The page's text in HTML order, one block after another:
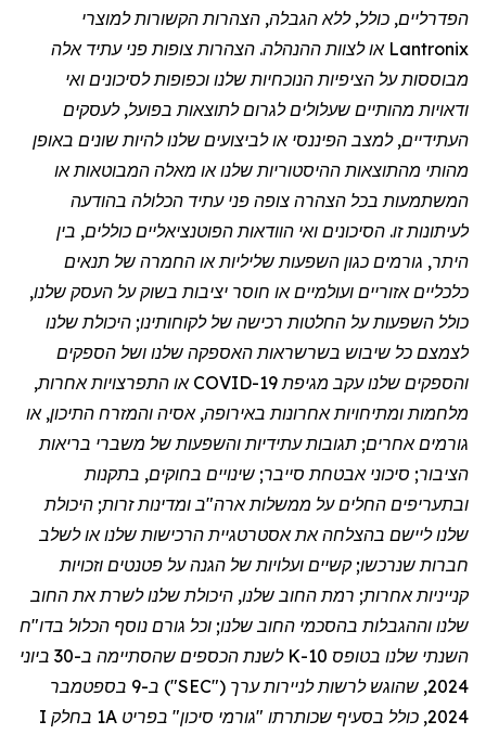
הפדרליים, כולל, ללא הגבלה, הצהרות הקשורות למוצרי
Lantronix או לצוות ההנהלה. הצהרות צופות פני עתיד אלה
מבוססות על הציפיות הנוכחיות שלנו וכפופות לסיכונים ואי
ודאויות מהותיים שעלולים לגרום לתוצאות בפועל, לעסקים
העתידיים, למצב הפיננסי או לביצועים שלנו להיות שונים באופן
מהותי מהתוצאות ההיסטוריות שלנו או מאלה המבוטאות או
המשתמעות בכל הצהרה צופה פני עתיד הכלולה בהודעה
לעיתונות זו. הסיכונים ואי הוודאות הפוטנציאליים כוללים, בין
היתר, גורמים כגון השפעות שליליות או החמרה של תנאים
כלכליים אזוריים ועולמיים או חוסר יציבות בשוק על העסק שלנו,
כולל השפעות על החלטות רכישה של לקוחותינו; היכולת שלנו
לצמצם כל שיבוש בשרשראות האספקה שלנו ושל הספקים
והספקים שלנו עקב מגיפת
COVID-19 או התפרצויות אחרות,
מלחמות ומתיחויות אחרונות באירופה, אסיה והמזרח התיכון, או
גורמים אחרים; תגובות עתידיות והשפעות של משברי בריאות
הציבור; סיכוני אבטחת סייבר; שינויים בחוקים, בתקנות
ובתעריפים החלים על ממשלות ארה"ב ומדינות זרות; היכולת
שלנו ליישם בהצלחה את אסטרטגיית הרכישות שלנו או לשלב
חברות שנרכשו; קשיים ועלויות של הגנה על פטנטים וזכויות
קנייניות אחרות; רמת החוב שלנו, היכולת שלנו לשרת את החוב
שלנו וההגבלות בהסכמי החוב שלנו; וכל גורם נוסף הכלול בדו"ח
השנתי שלנו בטופס 10-K לשנת הכספים שהסתיימה ב-30 ביוני
2024, שהוגש לרשות לניירות ערך ("SEC") ב-9 בספטמבר
2024, כולל בסעיף שכותרתו "גורמי סיכון" בפריט 1A בחלק I